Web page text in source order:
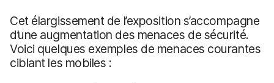
Cet élargissement de l’exposition s’accompagne
d’une augmentation des menaces de sécurité.
Voici quelques exemples de menaces courantes
ciblant les mobiles :